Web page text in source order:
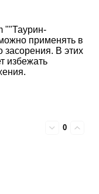
""Таурин-
применять в
засорения. В этих
избежать
0